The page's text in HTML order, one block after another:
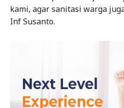
kami, agar sanitasi warga
Inf Susanto.